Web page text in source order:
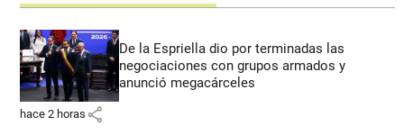
De la Espriella dio por terminadas las
negociaciones con grupos armados y
anunció megacárceles
hace 2 horas share